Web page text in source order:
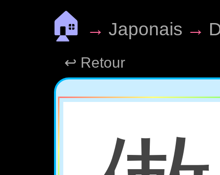
🏠 → Japonais →
↩ Retour